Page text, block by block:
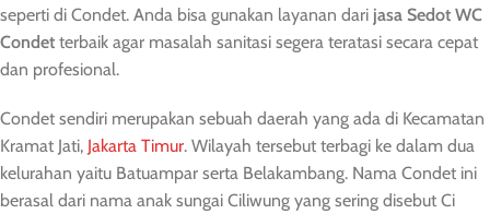
seperti di Condet. Anda bisa gunakan layanan dari jasa Sedot WC
Condet terbaik agar masalah sanitasi segera teratasi secara cepat
dan profesional.
Condet sendiri merupakan sebuah daerah yang ada di Kecamatan
Kramat Jati, Jakarta Timur. Wilayah tersebut terbagi ke dalam dua
kelurahan yaitu Batuampar serta Belakambang. Nama Condet ini
berasal dari nama anak sungai Ciliwung yang sering disebut Ci